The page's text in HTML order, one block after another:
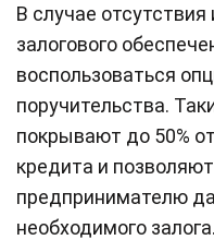
В случае
залогового
воспользоваться
поручительства.
покрывают до 50%
кредита и
предпринимателю
необходимого